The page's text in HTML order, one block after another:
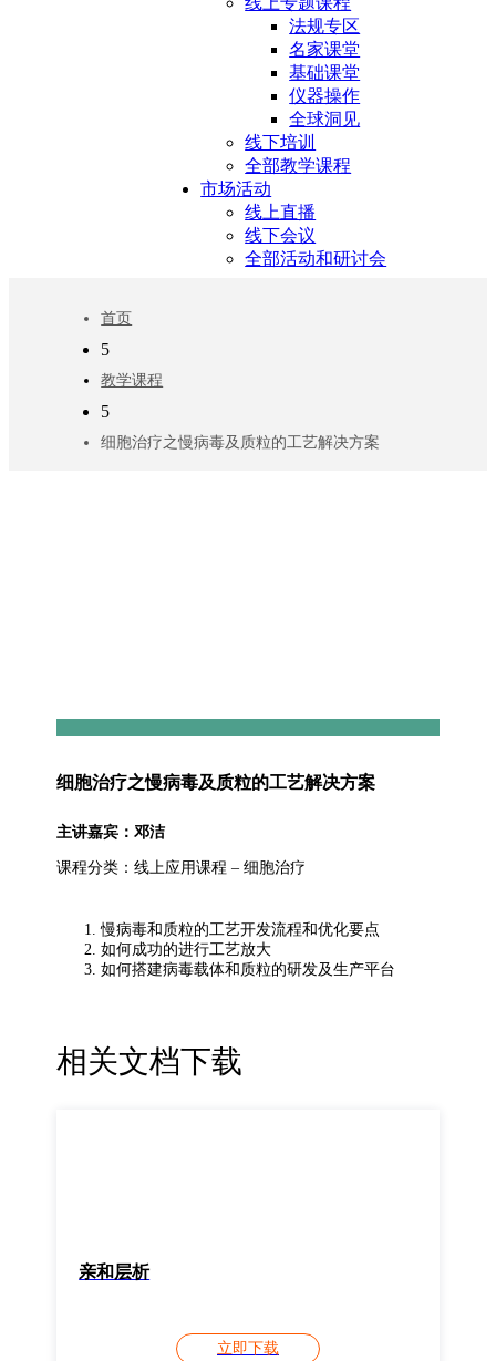
法规专区
名家课堂
基础课堂
仪器操作
全球洞见
线下培训
全部教学课程
市场活动
线上直播
线下会议
全部活动和研讨会
首页
5
教学课程
5
细胞治疗之慢病毒及质粒的工艺解决方案
细胞治疗之慢病毒及质粒的工艺解决方案
主讲嘉宾：邓洁
课程分类：线上应用课程 – 细胞治疗
慢病毒和质粒的工艺开发流程和优化要点
如何成功的进行工艺放大
如何搭建病毒载体和质粒的研发及生产平台
相关文档下载
亲和层析
立即下载